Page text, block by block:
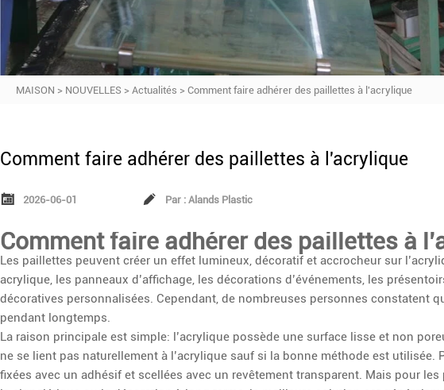
MAISON > NOUVELLES > Actualités > Comment faire adhérer des paillettes à l'acrylique
Comment faire adhérer des paillettes à l'acrylique
 2026-06-01  Par : Alands Plastic
Comment faire adhérer des paillettes à
Les paillettes peuvent créer un effet lumineux, décoratif et accrocheur sur
acrylique, les panneaux d’affichage, les décorations d’événements, les
décoratives personnalisées. Cependant, de nombreuses personnes constatent
pendant longtemps.
La raison principale est simple: l’acrylique possède une surface lisse et non
ne se lient pas naturellement à l’acrylique sauf si la bonne méthode est
fixées avec un adhésif et scellées avec un revêtement transparent. Mais pour